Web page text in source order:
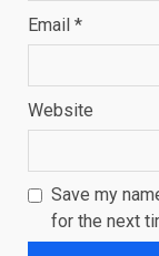
Email *
Website
Save my
for the next